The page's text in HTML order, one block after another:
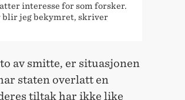
interesse for som forsker.
jeg bekymret, skriver
av smitte, er situasjonen
staten overlatt en
tiltak har ikke like